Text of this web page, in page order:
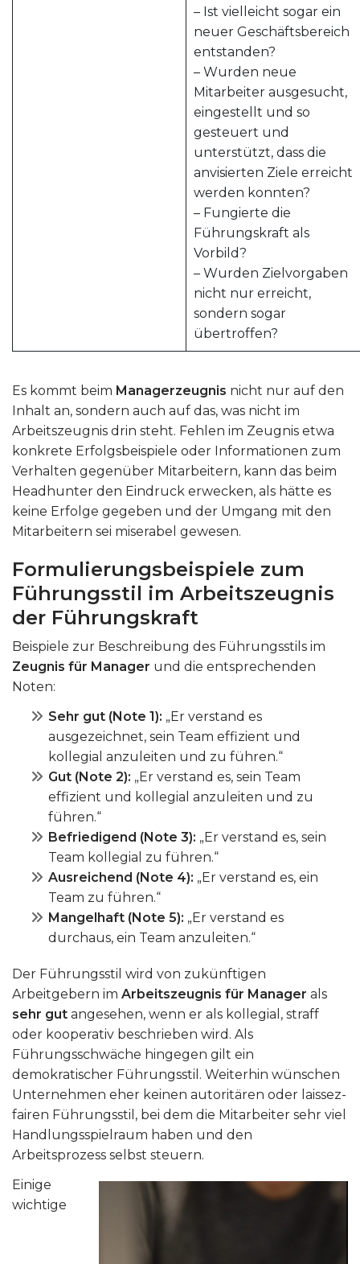
– Ist vielleicht sogar ein
neuer Geschäftsbereich
entstanden?
– Wurden neue
Mitarbeiter ausgesucht,
eingestellt und so
gesteuert und
unterstützt, dass die
anvisierten Ziele erreicht
werden konnten?
– Fungierte die
Führungskraft als
Vorbild?
– Wurden Zielvorgaben
nicht nur erreicht,
sondern sogar
übertroffen?
Es kommt beim Managerzeugnis nicht nur auf den
Inhalt an, sondern auch auf das, was nicht im
Arbeitszeugnis drin steht. Fehlen im Zeugnis etwa
konkrete Erfolgsbeispiele oder Informationen zum
Verhalten gegenüber Mitarbeitern, kann das beim
Headhunter den Eindruck erwecken, als hätte es
keine Erfolge gegeben und der Umgang mit den
Mitarbeitern sei miserabel gewesen.
Formulierungsbeispiele zum
Führungsstil im Arbeitszeugnis
der Führungskraft
Beispiele zur Beschreibung des Führungsstils im
Zeugnis für Manager und die entsprechenden
Noten:
Sehr gut (Note 1): „Er verstand es
ausgezeichnet, sein Team effizient und
kollegial anzuleiten und zu führen.“
Gut (Note 2): „Er verstand es, sein Team
effizient und kollegial anzuleiten und zu
führen.“
Befriedigend (Note 3): „Er verstand es, sein
Team kollegial zu führen.“
Ausreichend (Note 4): „Er verstand es, ein
Team zu führen.“
Mangelhaft (Note 5): „Er verstand es
durchaus, ein Team anzuleiten.“
Der Führungsstil wird von zukünftigen
Arbeitgebern im Arbeitszeugnis für Manager als
sehr gut angesehen, wenn er als kollegial, straff
oder kooperativ beschrieben wird. Als
Führungsschwäche hingegen gilt ein
demokratischer Führungsstil. Weiterhin wünschen
Unternehmen eher keinen autoritären oder laissez-
fairen Führungsstil, bei dem die Mitarbeiter sehr viel
Handlungsspielraum haben und den
Arbeitsprozess selbst steuern.
Einige
wichtige